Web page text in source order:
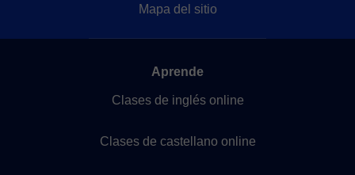
Mapa del sitio
Aprende
Clases de inglés online
Clases de castellano online